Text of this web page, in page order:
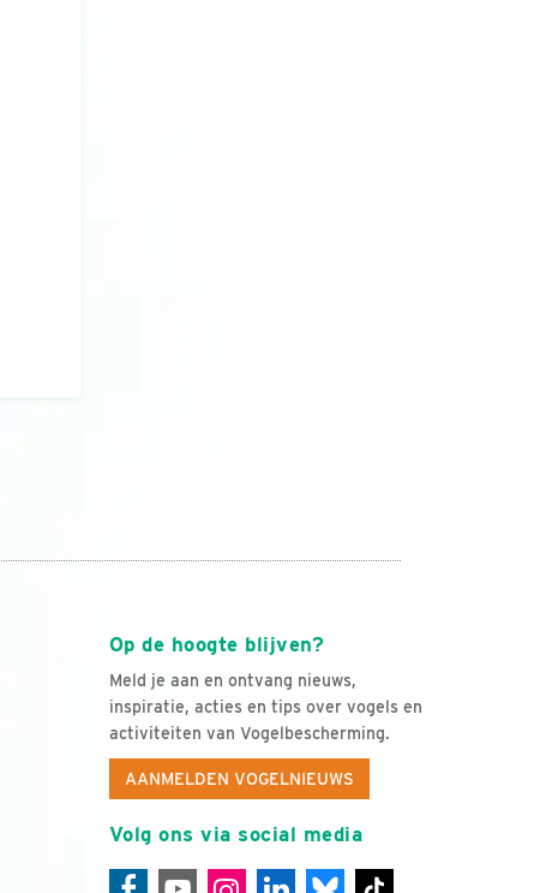
Op de hoogte blijven?
Meld je aan en ontvang nieuws,
inspiratie, acties en tips over vogels en
activiteiten van Vogelbescherming.
AANMELDEN VOGELNIEUWS
Volg ons via social media